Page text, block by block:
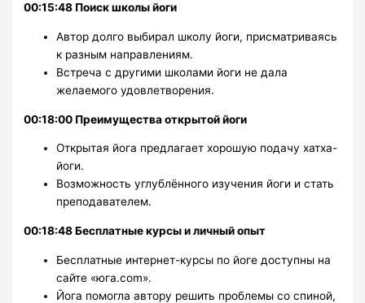
00:15:48 Поиск школы йоги
Автор долго выбирал школу йоги, присматриваясь
к разным направлениям.
Встреча с другими школами йоги не дала
желаемого удовлетворения.
00:18:00 Преимущества открытой йоги
Открытая йога предлагает хорошую подачу хатха-
йоги.
Возможность углублённого изучения йоги и стать
преподавателем.
00:18:48 Бесплатные курсы и личный опыт
Бесплатные интернет-курсы по йоге доступны на
сайте «юга.com».
Йога помогла автору решить проблемы со спиной,